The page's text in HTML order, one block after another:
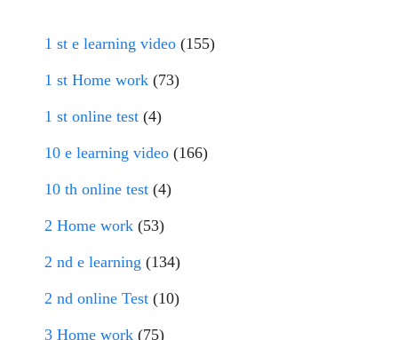
1 st e learning video (155)
1 st Home work (73)
1 st online test (4)
10 e learning video (166)
10 th online test (4)
2 Home work (53)
2 nd e learning (134)
2 nd online Test (10)
3 Home work (75)